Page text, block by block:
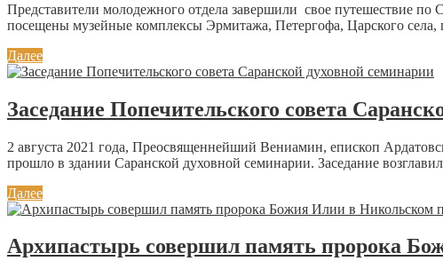
Представители молодежного отдела завершили свое путешествие
посещены музейные комплексы Эрмитажа, Петергофа, Царского села,
Далее
Заседание Попечительского совета
2 августа 2021 года, Преосвященнейший Вениамин, епископ
прошло в здании Саранской духовной семинарии. Заседание
Далее
Архипастырь совершил память пророка